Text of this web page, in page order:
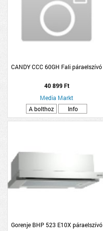
CANDY CCC 60GH Fali páraelszívó
40 899 Ft
Media Markt
A bolthoz
Info
Gorenje BHP 523 E10X páraelszívó